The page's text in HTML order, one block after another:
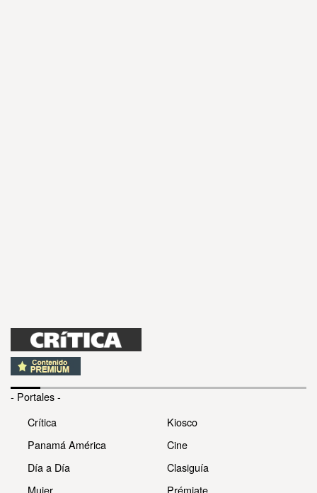
- Portales -
Crítica
Panamá América
Día a Día
Mujer
Kiosco
Cine
Clasiguía
Prémiate